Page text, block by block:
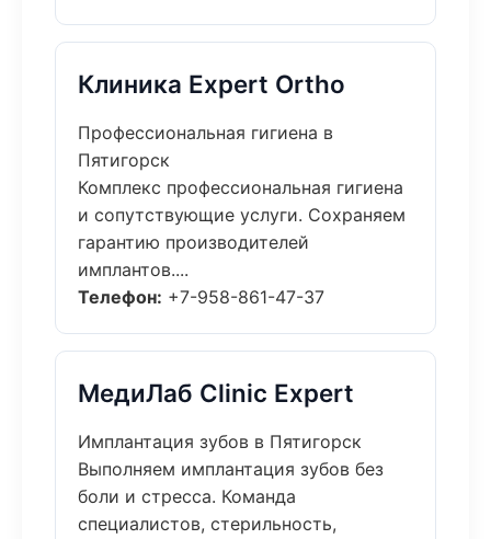
Клиника Expert Ortho
Профессиональная гигиена в
Пятигорск
Комплекс профессиональная гигиена
и сопутствующие услуги. Сохраняем
гарантию производителей
имплантов....
Телефон: +7-958-861-47-37
МедиЛаб Clinic Expert
Имплантация зубов в Пятигорск
Выполняем имплантация зубов без
боли и стресса. Команда
специалистов, стерильность,